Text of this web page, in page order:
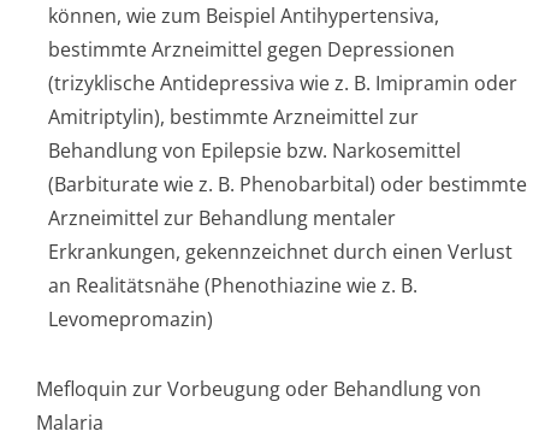
können, wie zum Beispiel Antihypertensiva,
bestimmte Arzneimittel gegen Depressionen
(trizyklische Antidepressiva wie z. B. Imipramin oder
Amitriptylin), bestimmte Arzneimittel zur
Behandlung von Epilepsie bzw. Narkosemittel
(Barbiturate wie z. B. Phenobarbital) oder bestimmte
Arzneimittel zur Behandlung mentaler
Erkrankungen, gekennzeichnet durch einen Verlust
an Realitätsnähe (Phenothiazine wie z. B.
Levomepromazin)
Mefloquin zur Vorbeugung oder Behandlung von
Malaria